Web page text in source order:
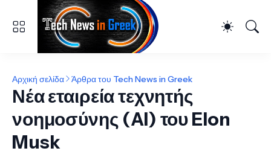
Αρχική σελίδα Άρθρα του Tech News in Greek
Νέα εταιρεία τεχνητής
νοημοσύνης (AI) του Elon
Musk